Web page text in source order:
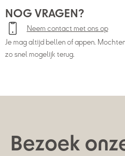
NOG VRAGEN?
Neem contact met ons op
Je mag altijd bellen of appen.
zo snel mogelijk terug.
Bezoek